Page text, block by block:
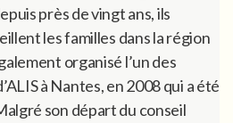
près de vingt ans, ils
les familles dans la région
organisé l’un des
à Nantes, en 2008 qui a été
son départ du conseil